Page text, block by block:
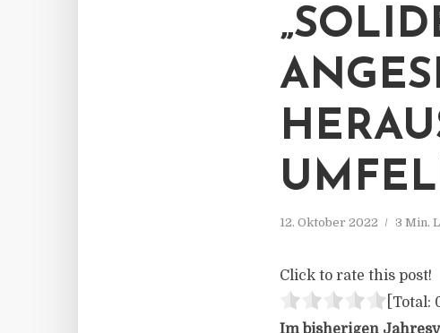
12. Oktober 2022 3 Min.
Click to rate this post!
[Total:
Im bisherigen